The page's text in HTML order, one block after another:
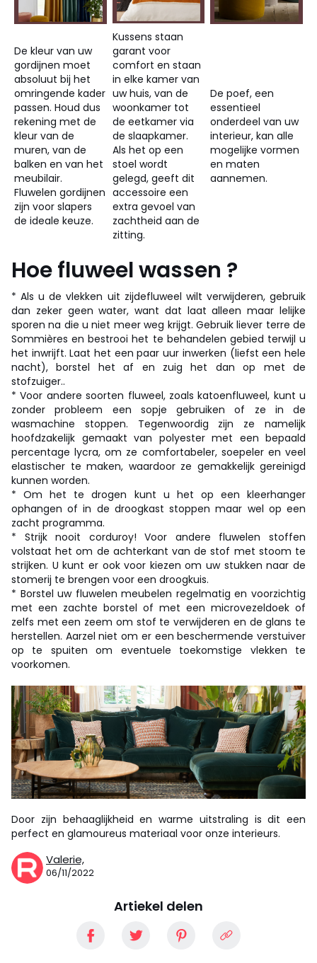
De kleur van uw
gordijnen moet
absoluut bij het
omringende kader
passen. Houd dus
rekening met de
kleur van de
muren, van de
balken en van het
meubilair.
Fluwelen gordijnen
zijn voor slapers
de ideale keuze.
Kussens staan
garant voor
comfort en staan
in elke kamer van
uw huis, van de
woonkamer tot
de eetkamer via
de slaapkamer.
Als het op een
stoel wordt
gelegd, geeft dit
accessoire een
extra gevoel van
zachtheid aan de
zitting.
De poef, een
essentieel
onderdeel van uw
interieur, kan alle
mogelijke vormen
en maten
aannemen.
Hoe fluweel wassen ?
* Als u de vlekken uit zijdefluweel wilt verwijderen, gebruik
dan zeker geen water, want dat laat alleen maar lelijke
sporen na die u niet meer weg krijgt. Gebruik liever terre de
Sommières en bestrooi het te behandelen gebied terwijl u
het inwrijft. Laat het een paar uur inwerken (liefst een hele
nacht), borstel het af en zuig het dan op met de
stofzuiger..
* Voor andere soorten fluweel, zoals katoenfluweel, kunt u
zonder probleem een sopje gebruiken of ze in de
wasmachine stoppen. Tegenwoordig zijn ze namelijk
hoofdzakelijk gemaakt van polyester met een bepaald
percentage lycra, om ze comfortabeler, soepeler en veel
elastischer te maken, waardoor ze gemakkelijk gereinigd
kunnen worden.
* Om het te drogen kunt u het op een kleerhanger
ophangen of in de droogkast stoppen maar wel op een
zacht programma.
* Strijk nooit corduroy! Voor andere fluwelen stoffen
volstaat het om de achterkant van de stof met stoom te
strijken. U kunt er ook voor kiezen om uw stukken naar de
stomerij te brengen voor een droogkuis.
* Borstel uw fluwelen meubelen regelmatig en voorzichtig
met een zachte borstel of met een microvezeldoek of
zelfs met een zeem om stof te verwijderen en de glans te
herstellen. Aarzel niet om er een beschermende verstuiver
op te spuiten om eventuele toekomstige vlekken te
voorkomen.
Door zijn behaaglijkheid en warme uitstraling is dit een
perfect en glamoureus materiaal voor onze interieurs.
Valerie,
06/11/2022
Artiekel delen